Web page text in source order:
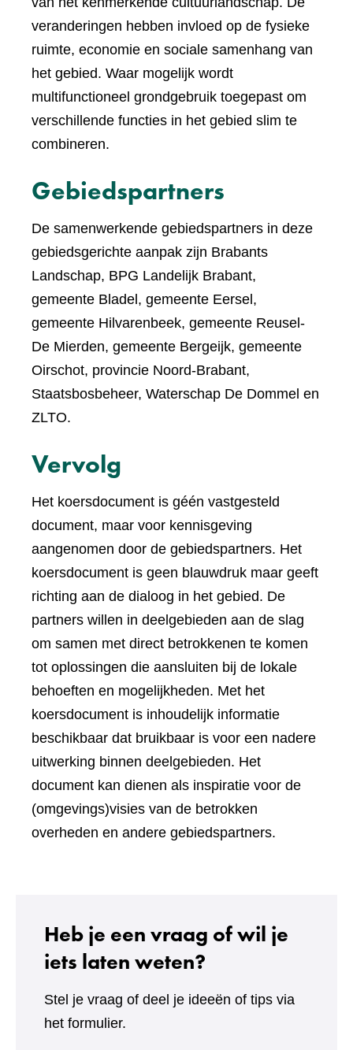
veranderingen hebben invloed op de fysieke
ruimte, economie en sociale samenhang van
het gebied. Waar mogelijk wordt
multifunctioneel grondgebruik toegepast om
verschillende functies in het gebied slim te
combineren.
Gebiedspartners
De samenwerkende gebiedspartners in deze
gebiedsgerichte aanpak zijn Brabants
Landschap, BPG Landelijk Brabant,
gemeente Bladel, gemeente Eersel,
gemeente Hilvarenbeek, gemeente Reusel-
De Mierden, gemeente Bergeijk, gemeente
Oirschot, provincie Noord-Brabant,
Staatsbosbeheer, Waterschap De Dommel en
ZLTO.
Vervolg
Het koersdocument is géén vastgesteld
document, maar voor kennisgeving
aangenomen door de gebiedspartners. Het
koersdocument is geen blauwdruk maar geeft
richting aan de dialoog in het gebied. De
partners willen in deelgebieden aan de slag
om samen met direct betrokkenen te komen
tot oplossingen die aansluiten bij de lokale
behoeften en mogelijkheden. Met het
koersdocument is inhoudelijk informatie
beschikbaar dat bruikbaar is voor een nadere
uitwerking binnen deelgebieden. Het
document kan dienen als inspiratie voor de
(omgevings)visies van de betrokken
overheden en andere gebiedspartners.
Heb je een vraag of wil je
iets laten weten?
Stel je vraag of deel je ideeën of tips via
het formulier.